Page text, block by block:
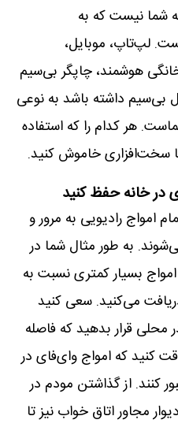
شما نیست که به
لپ‌تاپ، موبایل،
هوشمند، چاپگر بی‌سیم
بی‌سیم داشته باشد به نوعی
هر کدام را که استفاده
سخت‌افزاری خاموش کنید.
در خانه حفظ کنید
امواج رادیویی به مرور و
به طور مثال شما در
امواج بسیار کمتری نسبت به
۱۰ متری دریافت می‌کنید. سعی کنید
محلی قرار بدهید که فاصله
کنید که امواج وای‌فای در
کنند. از گذاشتن مودم در
مجاور اتاق خواب نیز تا